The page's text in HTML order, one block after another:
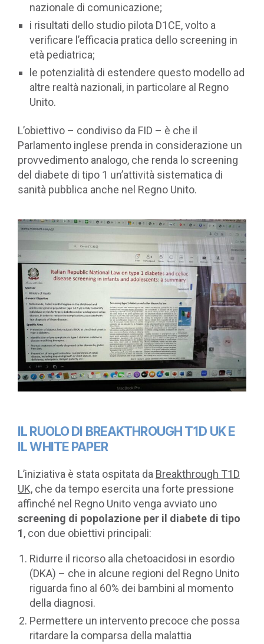
nazionale di comunicazione;
i risultati dello studio pilota D1CE, volto a
verificare l’efficacia pratica dello screening in
età pediatrica;
le potenzialità di estendere questo modello ad
altre realtà nazionali, in particolare al Regno
Unito.
L’obiettivo – condiviso da FID – è che il
Parlamento inglese prenda in considerazione un
provvedimento analogo, che renda lo screening
del diabete di tipo 1 un’attività sistematica di
sanità pubblica anche nel Regno Unito.
IL RUOLO DI BREAKTHROUGH T1D UK E
IL WHITE PAPER
L’iniziativa è stata ospitata da Breakthrough T1D
UK, che da tempo esercita una forte pressione
affinché nel Regno Unito venga avviato uno
screening di popolazione per il diabete di tipo
1, con due obiettivi principali:
Ridurre il ricorso alla chetoacidosi in esordio
(DKA) – che in alcune regioni del Regno Unito
riguarda fino al 60% dei bambini al momento
della diagnosi.
Permettere un intervento precoce che possa
ritardare la comparsa della malattia